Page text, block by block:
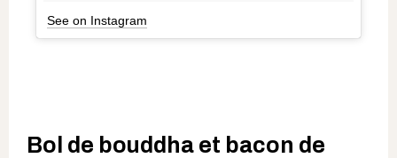
See on Instagram
Bol de bouddha et bacon de